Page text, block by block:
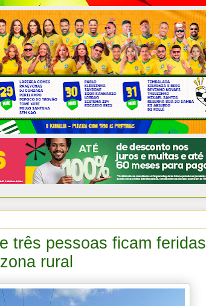
três pessoas ficam feridas
rural